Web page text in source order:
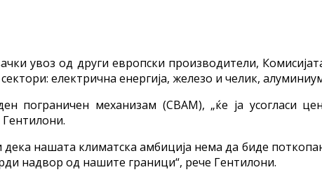
увоз од други европски производители,
електрична енергија, железо и челик,
пограничен механизам (CBAM), „ќе ја усогласи
дека нашата климатска амбиција нема да биде
надвор од нашите граници“, рече Гентилони.